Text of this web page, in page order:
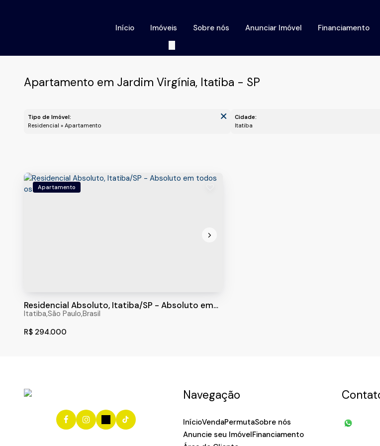
Financiamento
Anunciar Imóvel
Sobre nós
Imóveis
Início
Apartamento em Jardim Virgínia, Itatiba - SP
Tipo de Imóvel:
Residencial » Apartamento
Cidade:
Itatiba
Apartamento
Residencial Absoluto, Itatiba/SP - Absoluto em
todos os sentidos!
R$ 294.000
Itatiba,São Paulo,Brasil
Navegação
InícioVendaPermutaSobre nós
Anuncie seu ImóvelFinanciamento